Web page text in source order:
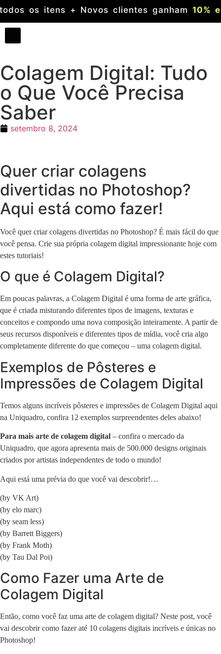
em todos os itens + Novos clientes
Colagem Digital: Tudo
o Que Você Precisa
Saber
setembro 8, 2024
Quer criar colagens
divertidas no Photoshop?
Aqui está como fazer!
Você quer criar colagens divertidas no Photoshop? É mais fácil do que
você pensa. Crie sua própria colagem digital impressionante hoje com
estes tutoriais!
O que é Colagem Digital?
Em poucas palavras, a Colagem Digital é uma forma de arte gráfica,
que é criada misturando diferentes tipos de imagens, texturas e
conceitos e compondo uma nova composição inteiramente. A partir de
seus recursos disponíveis e diferentes tipos de mídia, você cria algo
completamente diferente do que começou – uma colagem digital.
Exemplos de Pôsteres e
Impressões de Colagem Digital
Temos alguns incríveis pôsteres e impressões de Colagem Digital aqui
na Uniquadro, confira 12 exemplos surpreendentes deles abaixo!
Para mais arte de colagem digital – confira o mercado da
Uniquadro, que agora apresenta mais de 500.000 designs originais
criados por artistas independentes de todo o mundo!
Aqui está uma prévia do que você vai descobrir!…
(by VK Art)
(by elo marc)
(by seam less)
(by Barrett Biggers)
(by Frank Moth)
(by Tau Dal Poi)
Como Fazer uma Arte de
Colagem Digital
Então, como você faz uma arte de colagem digital? Neste post, você
vai descobrir como fazer até 10 colagens digitais incríveis e únicas no
Photoshop!